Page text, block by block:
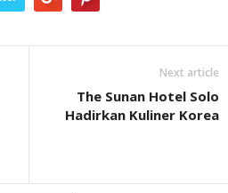
Next article
The Sunan Hotel Solo
Hadirkan Kuliner Korea